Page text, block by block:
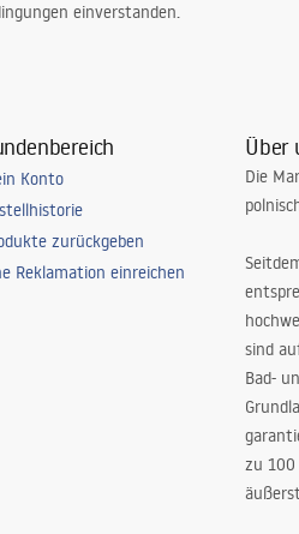
einverstanden.
Konto
zurückgeben
Reklamation einreichen
Über
Die
sind
Bad-
zu 100